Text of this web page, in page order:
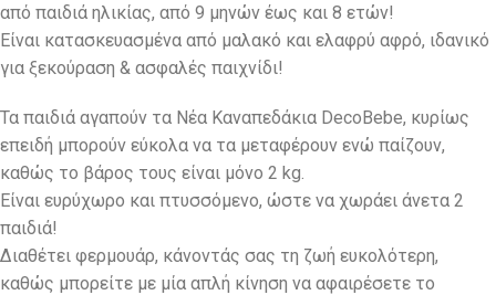
από παιδιά ηλικίας, από 9 μηνών έως και 8 ετών!
Είναι κατασκευασμένα από μαλακό και ελαφρύ αφρό, ιδανικό
για ξεκούραση & ασφαλές παιχνίδι!
Τα παιδιά αγαπούν τα Νέα Καναπεδάκια DecoBebe, κυρίως
επειδή μπορούν εύκολα να τα μεταφέρουν ενώ παίζουν,
καθώς το βάρος τους είναι μόνο 2 kg.
Eίναι ευρύχωρο και πτυσσόμενο, ώστε να χωράει άνετα 2
παιδιά!
Διαθέτει φερμουάρ, κάνοντάς σας τη ζωή ευκολότερη,
καθώς μπορείτε με μία απλή κίνηση να αφαιρέσετε το